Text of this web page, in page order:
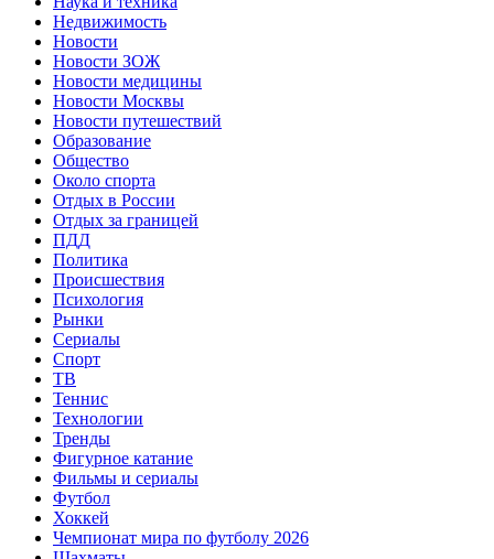
Недвижимость
Новости
Новости ЗОЖ
Новости медицины
Новости Москвы
Новости путешествий
Образование
Общество
Около спорта
Отдых в России
Отдых за границей
ПДД
Политика
Происшествия
Психология
Рынки
Сериалы
Спорт
ТВ
Теннис
Технологии
Тренды
Фигурное катание
Фильмы и сериалы
Футбол
Хоккей
Чемпионат мира по футболу 2026